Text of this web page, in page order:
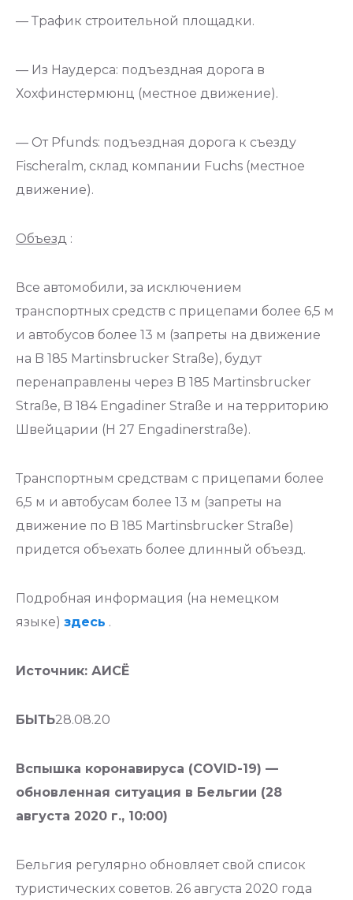
— Трафик строительной площадки.
— Из Наудерса: подъездная дорога в
Хохфинстермюнц (местное движение).
— От Pfunds: подъездная дорога к съезду
Fischeralm, склад компании Fuchs (местное
движение).
Объезд :
Все автомобили, за исключением
транспортных средств с прицепами более 6,5 м
и автобусов более 13 м (запреты на движение
на B 185 Martinsbrucker Straße), будут
перенаправлены через B 185 Martinsbrucker
Straße, B 184 Engadiner Straße и на территорию
Швейцарии (H 27 Engadinerstraße).
Транспортным средствам с прицепами более
6,5 м и автобусам более 13 м (запреты на
движение по B 185 Martinsbrucker Straße)
придется объехать более длинный объезд.
Подробная информация (на немецком
языке) здесь .
Источник: АИСЁ
БЫТЬ28.08.20
Вспышка коронавируса (COVID-19) —
обновленная ситуация в Бельгии (28
августа 2020 г., 10:00)
Бельгия регулярно обновляет свой список
туристических советов. 26 августа 2020 года